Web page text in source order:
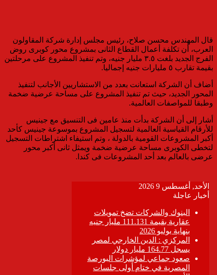
قال المهندس محسن صلاح، رئيس مجلس إدارة شركة المقاولون
العرب، أن تكلفة أعمال القطاع الثانى بمشروع محور كوبرى روض
الفرج الجديد بلغت ٣.٥ مليار جنيه، وتم تنفيذ المشروع على مرحلتين
بقيمة تقارب ٥ مليارات جنيه إجماليا.
أضاف أن الشركة استعانت بعدد من الاستشاريين الأجانب لتنفيذ
المحور الجديد، حيث تم تنفيذ المشروع على مساحة عرضية ضخمة
وطبقا للمواصفات العالمية.
أشار إلى أن الشركة بدأت منذ عامين فى التنسيق مع جينيس
للأرقام القياسية العالمية لتسجيل المشروع بموسوعة جينيس كأحد
أكبر المشروعات القومية بالدولة ، وتم استيفاء اشتراطات التسجيل
لتخطى الكوبرى مساحة عرضية ضخمة ويمثل ثانى أكبر محور
عرضى بالعالم بعد أحد المشروعات فى كندا.